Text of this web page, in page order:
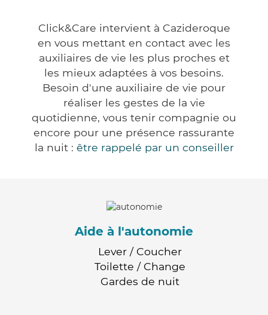
Click&Care intervient à Cazideroque
en vous mettant en contact avec les
auxiliaires de vie les plus proches et
les mieux adaptées à vos besoins.
Besoin d'une auxiliaire de vie pour
réaliser les gestes de la vie
quotidienne, vous tenir compagnie ou
encore pour une présence rassurante
la nuit : être rappelé par un conseiller
Aide à l'autonomie
Lever / Coucher
Toilette / Change
Gardes de nuit